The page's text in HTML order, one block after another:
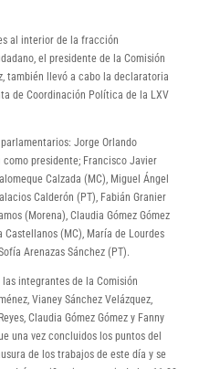
al interior de la fracción
el presidente de la Comisión
también llevó a cabo la declaratoria
de Coordinación Política de la LXV
Jorge Orlando
presidente; Francisco Javier
Calzada (MC), Miguel Ángel
Calderón (PT), Fabián Granier
(Morena), Claudia Gómez Gómez
Castellanos (MC), María de Lourdes
Arenazas Sánchez (PT).
integrantes de la Comisión
Vianey Sánchez Velázquez,
Claudia Gómez Gómez y Fanny
una vez concluidos los puntos del
de los trabajos de este día y se